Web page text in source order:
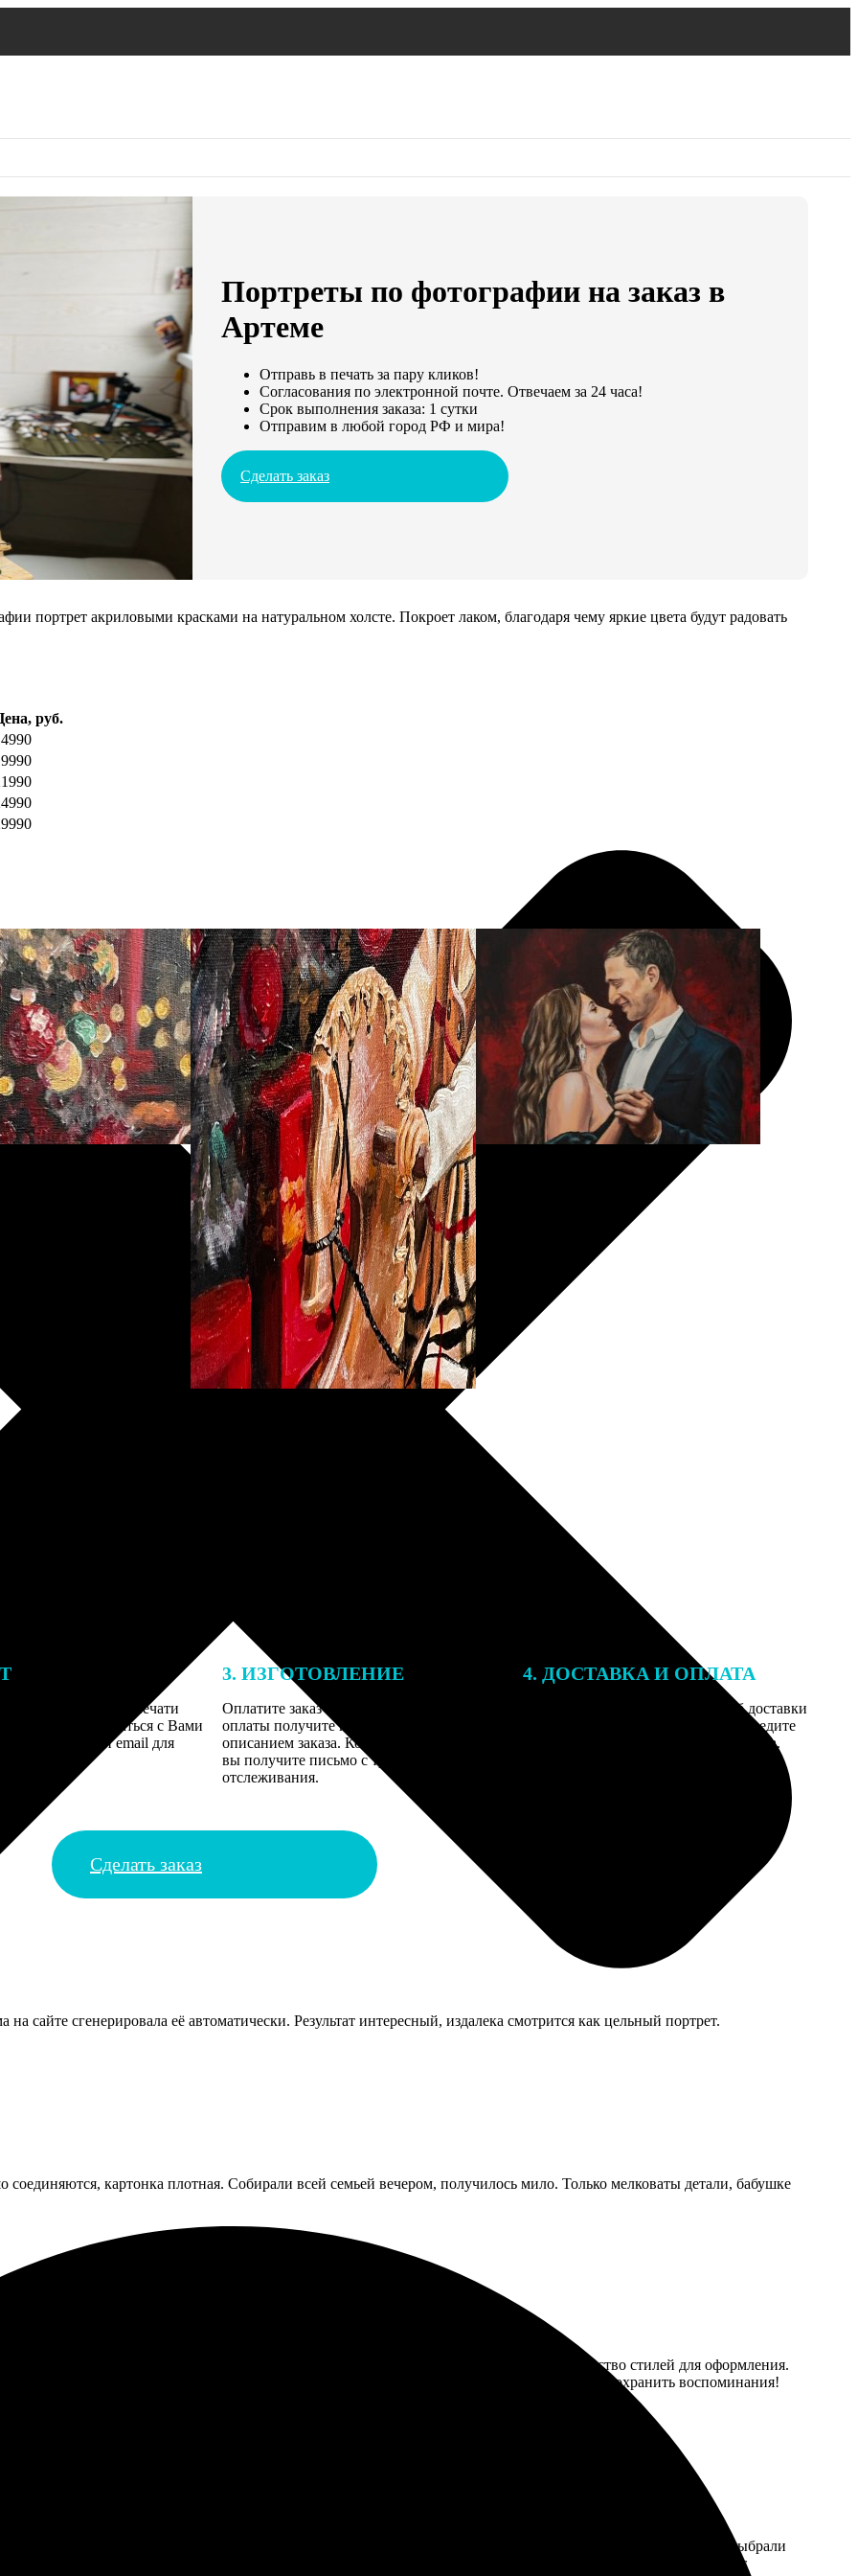
Портреты по фотографии на заказ в
Артеме
Отправь в печать за пару кликов!
Согласования по электронной почте. Отвечаем за 24 часа!
Срок выполнения заказа: 1 сутки
Отправим в любой город РФ и мира!
Сделать заказ
портрет акриловыми красками на натуральном холсте. Покроет лаком, благодаря чему яркие цвета будут радовать
руб.
заказа к печати
могут связаться с Вами
телефону или email для
3. ИЗГОТОВЛЕНИЕ
Оплатите заказ банковской картой. После
оплаты получите подтверждение на email с
описанием заказа. Когда отправим заказ
вы получите письмо с трек-номером для
отслеживания.
4. ДОСТАВКА И ОПЛАТА
Введите адрес и выберите способ доставки
заказа. Если у вас есть промокод, введите
его в специальное поле для промокода.
Сделать заказ
сайте сгенерировала её автоматически. Результат интересный, издалека смотрится как цельный портрет.
соединяются, картонка плотная. Собирали всей семьей вечером, получилось мило. Только мелковаты детали, бабушке
без задержек. Выбор был прост, интерфейс удобный. Понравилось, что есть множество стилей для оформления.
удивила упаковка – всё пришло в целости и сохранности. Рекомендую всем, кто хочет сохранить воспоминания!
по фотографии и не ошиблась. Процесс оформления оказался простым и удобным. Прислала свои фото, выбрали
качеством и детализацией. Портреты стали настоящим украшением интерьера. Рекомендую всем, кто ценит